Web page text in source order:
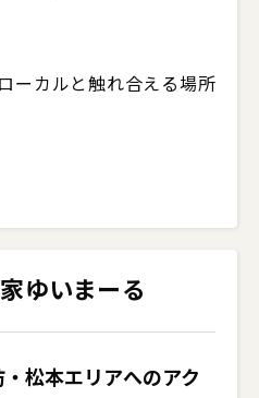
ーカルと触れ合える場所
ゆいまーる
松本エリアへのアク